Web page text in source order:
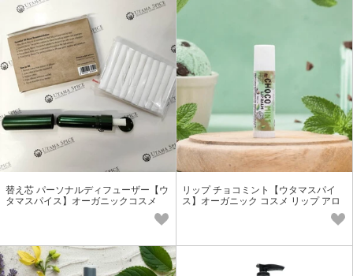
替え芯 パーソナルディフューザー【ウ
タマスパイス】オーガニックコスメ
リップ チョコミント【ウタマスパイ
ス】オーガニック コスメ リップ アロ